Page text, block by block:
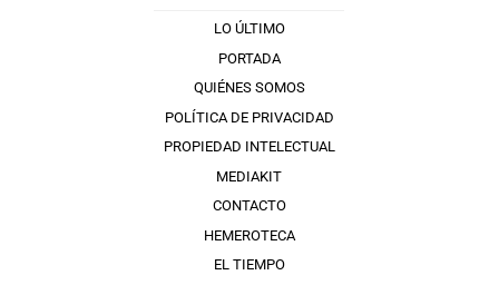
LO ÚLTIMO
PORTADA
QUIÉNES SOMOS
POLÍTICA DE PRIVACIDAD
PROPIEDAD INTELECTUAL
MEDIAKIT
CONTACTO
HEMEROTECA
EL TIEMPO